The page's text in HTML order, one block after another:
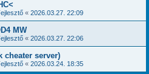
« 2026.03.27. 22:09
MW
« 2026.03.27. 22:06
cheater server)
« 2026.03.24. 18:35